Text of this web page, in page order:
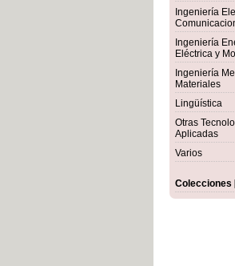
Ingeniería
Ingeniería
Eléctrica y
Ingeniería
Materiales
Lingüística
Otras
Aplicadas
Varios
Colecciones